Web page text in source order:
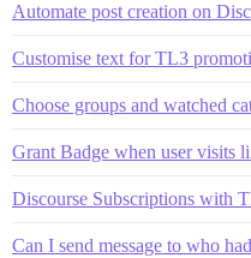
Automate post creation on
Customise text for TL3
Choose groups and watched
Grant Badge when user visits
Discourse Subscriptions with
Can I send message to who